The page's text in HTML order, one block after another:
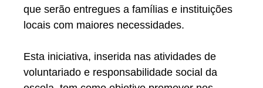
que serão entregues a famílias e instituições
locais com maiores necessidades.
Esta iniciativa, inserida nas atividades de
voluntariado e responsabilidade social da